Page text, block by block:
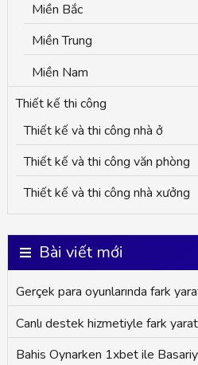
Miền Bắc
Miền Trung
Miền Nam
Thiết kế thi công
Thiết kế và thi công nhà ở
Thiết kế và thi công văn phòng
Thiết kế và thi công nhà xưởng
Bài viết mới
Gerçek para oyunlarında fark
Canlı destek hizmetiyle fark
Bahis Oynarken 1xbet ile